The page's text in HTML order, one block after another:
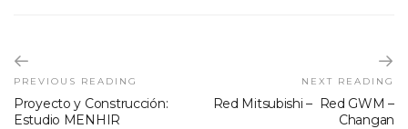
PREVIOUS READING
Proyecto y Construcción:
Estudio MENHIR
NEXT READING
Red Mitsubishi – Red GWM –
Changan